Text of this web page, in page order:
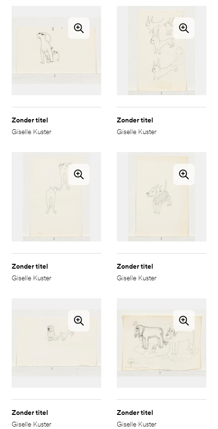
Zonder titel
Giselle Kuster
Zonder titel
Giselle Kuster
Zonder titel
Giselle Kuster
Zonder titel
Giselle Kuster
Zonder titel
Giselle Kuster
Zonder titel
Giselle Kuster